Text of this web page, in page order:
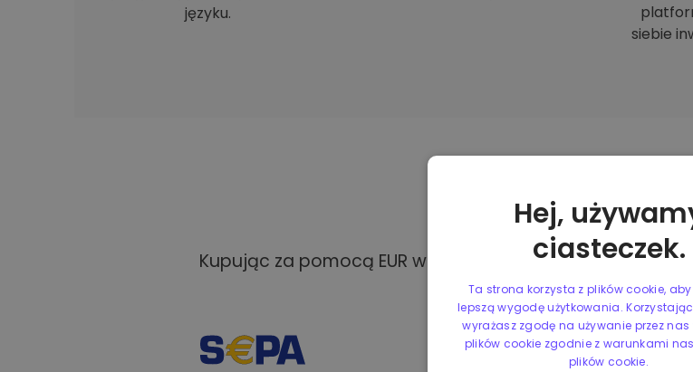
języku.
siebie
Metody
Kupując za pomocą EUR w Kriptomat, masz dostęp do
Hej,
ciasteczek.
Ta strona korzysta z plików cookie,
lepszą wygodę użytkowania.
wyrażasz zgodę na używanie przez nas
plików cookie zgodnie z warunkami
plików cookie.